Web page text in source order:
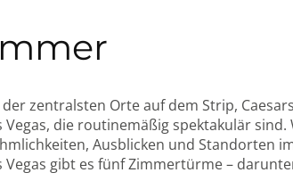
der zentralsten Orte auf dem Strip,
Vegas, die routinemäßig spektakulär
Ausblicken und Standorten
Vegas gibt es fünf Zimmertürme –